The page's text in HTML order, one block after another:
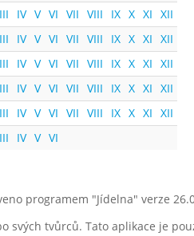
III IV V VI VII VIII IX X XI XII
III IV V VI VII VIII IX X XI XII
III IV V VI VII VIII IX X XI XII
III IV V VI VII VIII IX X XI XII
III IV V VI VII VIII IX X XI XII
III IV V VI
programem "Jídelna" verze
tvůrců. Tato aplikace je